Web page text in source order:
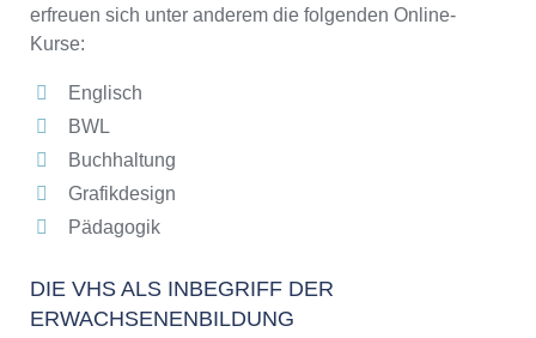
erfreuen sich unter anderem die folgenden Online-
Kurse:
Englisch
BWL
Buchhaltung
Grafikdesign
Pädagogik
DIE VHS ALS INBEGRIFF DER
ERWACHSENENBILDUNG